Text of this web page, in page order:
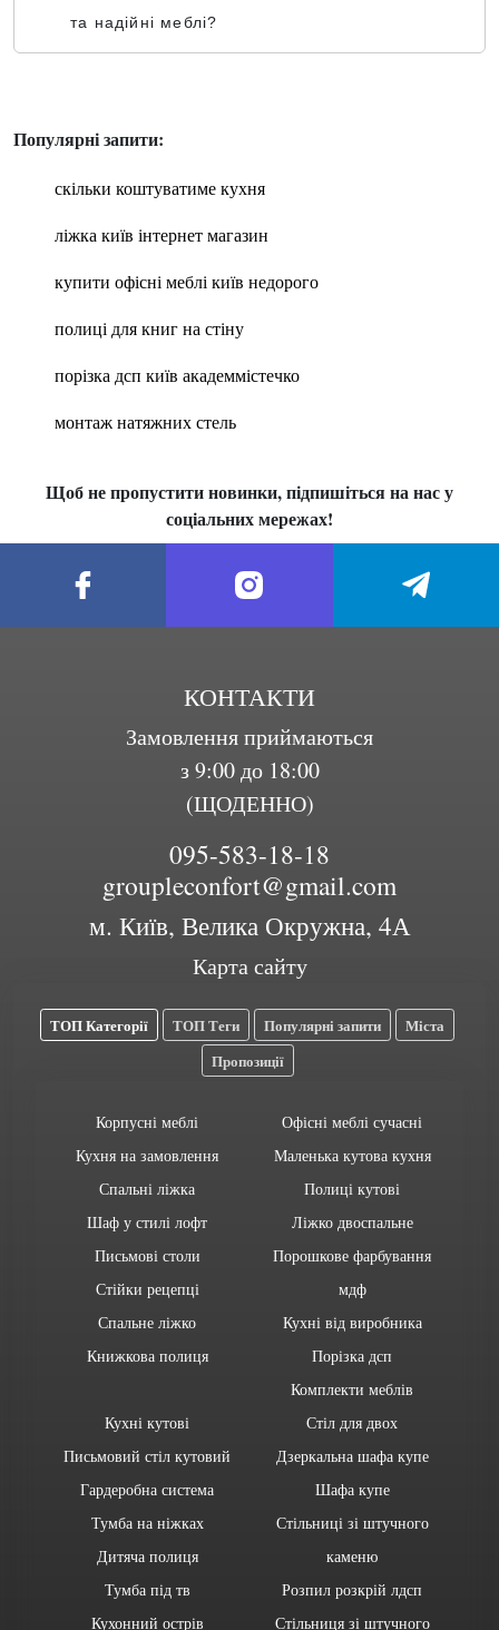
та надійні меблі?
Популярні запити:
скільки коштуватиме кухня
ліжка київ інтернет магазин
купити офісні меблі київ недорого
полиці для книг на стіну
порізка дсп київ академмістечко
монтаж натяжних стель
Щоб не пропустити новинки, підпишіться на нас у
соціальних мережах!
КОНТАКТИ
Замовлення приймаються
з 9:00 до 18:00
(ЩОДЕННО)
095-583-18-18
groupleconfort@gmail.com
м. Київ, Велика Окружна, 4А
Карта сайту
ТОП Категорії ТОП Теги Популярні запити
Міста
Пропозиції
Корпусні меблі
Кухня на замовлення
Спальні ліжка
Шаф у стилі лофт
Письмові столи
Стійки рецепці
Спальне ліжко
Книжкова полиця
Офісні меблі сучасні
Маленька кутова кухня
Полиці кутові
Ліжко двоспальне
Порошкове фарбування
мдф
Кухні від виробника
Порізка дсп
Комплекти меблів
Кухні кутові
Письмовий стіл кутовий
Гардеробна система
Тумба на ніжках
Дитяча полиця
Тумба під тв
Кухонний острів
Стіл для двох
Дзеркальна шафа купе
Шафа купе
Стільниці зі штучного
каменю
Розпил розкрій лдсп
Стільниця зі штучного